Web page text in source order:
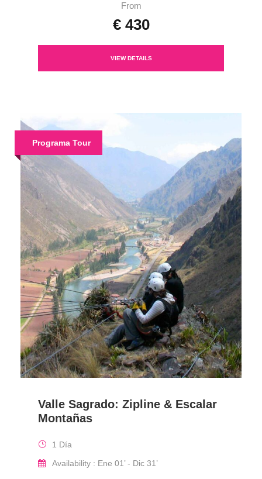
From
€ 430
VIEW DETAILS
Programa Tour
Valle Sagrado: Zipline & Escalar
Montañas
1 Día
Availability : Ene 01’ - Dic 31’